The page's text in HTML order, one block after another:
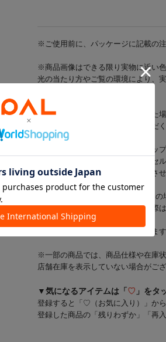
※ご使用前に、パッケージに記載の
※商品画像はできる限り実物に近い
光の当たり方やご覧の環境により、
※出荷前に商品不具合が確認された場
該当商品をキャンセルさせていただ
※当店では店舗とオンラインショッ
在庫状況により一部商品をキャンセ
在庫をご用意できた商品のみ発送さ
※お支払い方法がd払い・メルペイの
一部商品のキャンセルが発生した際
す。
お客様にはご迷惑をおかけいたしま
※一部の商品では、商品仕様や在庫
店舗在庫を表示していない場合がご
▼気になるアイテムは「 ♡ 」をタ
登録すると「♡（お気に入り）」か
登録した商品の「残りわずか」「再